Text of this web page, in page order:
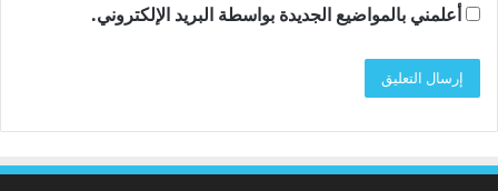
أعلمني بالمواضيع الجديدة بواسطة البريد الإلكتروني.